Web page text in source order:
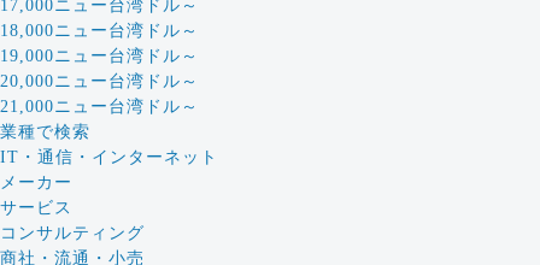
17,000ニュー台湾ドル～
18,000ニュー台湾ドル～
19,000ニュー台湾ドル～
20,000ニュー台湾ドル～
21,000ニュー台湾ドル～
業種で検索
IT・通信・インターネット
メーカー
サービス
コンサルティング
商社・流通・小売